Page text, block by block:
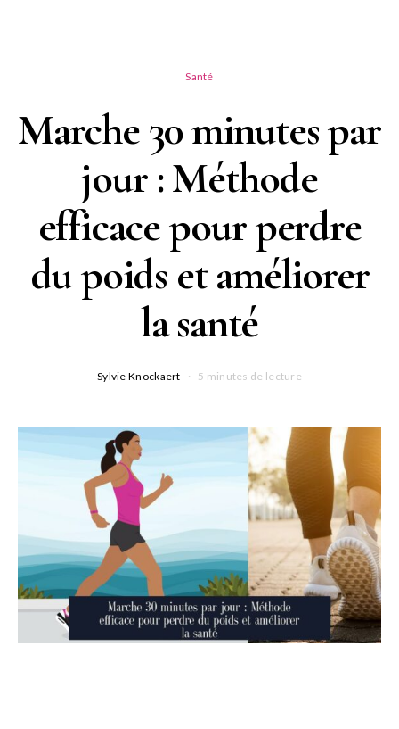
Santé
Marche 30 minutes par
jour : Méthode
efficace pour perdre
du poids et améliorer
la santé
Sylvie Knockaert 5 minutes de lecture